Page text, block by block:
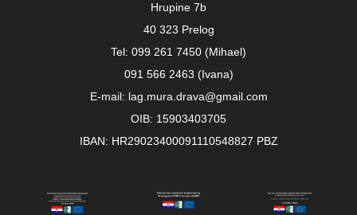
Hrupine 7b
40 323 Prelog
Tel: 099 261 7450 (Mihael)
091 566 2463 (Ivana)
E-mail: lag.mura.drava@gmail.com
OIB: 15903403705
IBAN: HR29023400091110548827 PBZ